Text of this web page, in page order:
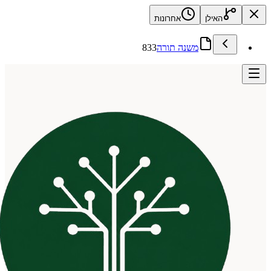
האילן אחרונות
משנה תורה833